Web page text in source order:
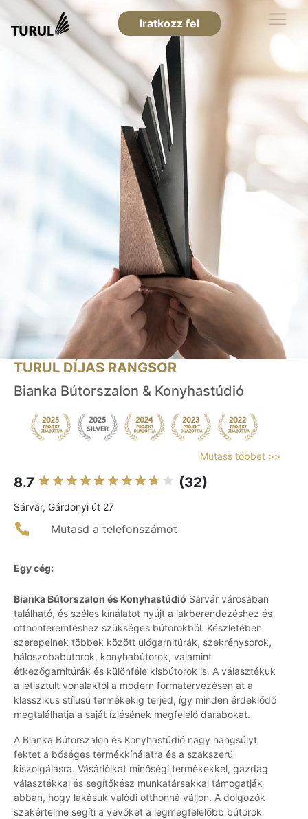
Iratkozz fel
TURUL DÍJAS RANGSOR
Bianka Bútorszalon & Konyhastúdió
Mutass többet >>
8.7 (32)
Sárvár, Gárdonyi út 27
Mutasd a telefonszámot
Egy cég:
Bianka Bútorszalon és Konyhastúdió Sárvár városában
található, és széles kínálatot nyújt a lakberendezéshez és
otthonteremtéshez szükséges bútorokból. Készletében
szerepelnek többek között ülőgarnitúrák, szekrénysorok,
hálószobabútorok, konyhabútorok, valamint
étkezőgarnitúrák és különféle kisbútorok is. A választékuk
a letisztult vonalaktól a modern formatervezésen át a
klasszikus stílusú termékekig terjed, így minden érdeklődő
megtalálhatja a saját ízlésének megfelelő darabokat.
A Bianka Bútorszalon és Konyhastúdió nagy hangsúlyt
fektet a bőséges termékkínálatra és a szakszerű
kiszolgálásra. Vásárlóikat minőségi termékekkel, gazdag
választékkal és segítőkész munkatársakkal támogatják
abban, hogy lakásuk valódi otthonná váljon. A dolgozók
szakértelme segíti a vevőket a legmegfelelőbb bútorok